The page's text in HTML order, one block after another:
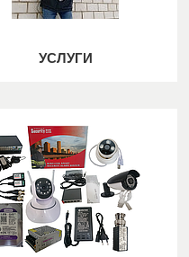
УСЛУГИ